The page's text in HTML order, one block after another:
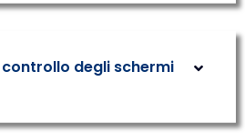
degli schermi